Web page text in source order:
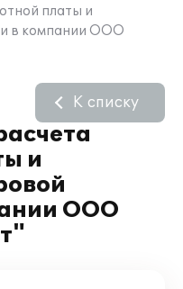
платы и
в компании ООО
и
ООО
К списку